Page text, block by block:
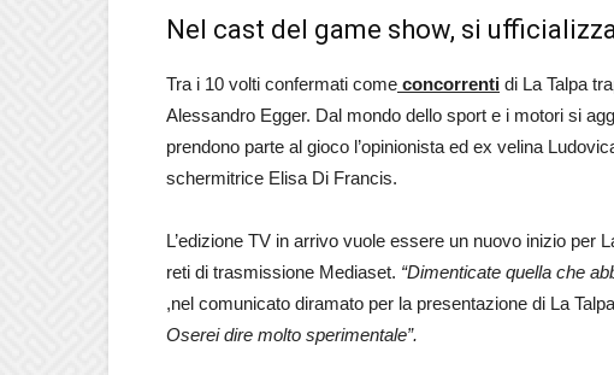
Nel cast del game show, si
Tra i 10 volti confermati come concorrenti di La Talpa
Alessandro Egger. Dal mondo dello sport e i motori si
prendono parte al gioco l’opinionista ed ex velina
schermitrice Elisa Di Francis.
L’edizione TV in arrivo vuole essere un nuovo inizio per
reti di trasmissione Mediaset. “Dimenticate quella che
,nel comunicato diramato per la presentazione di La
Oserei dire molto sperimentale”.